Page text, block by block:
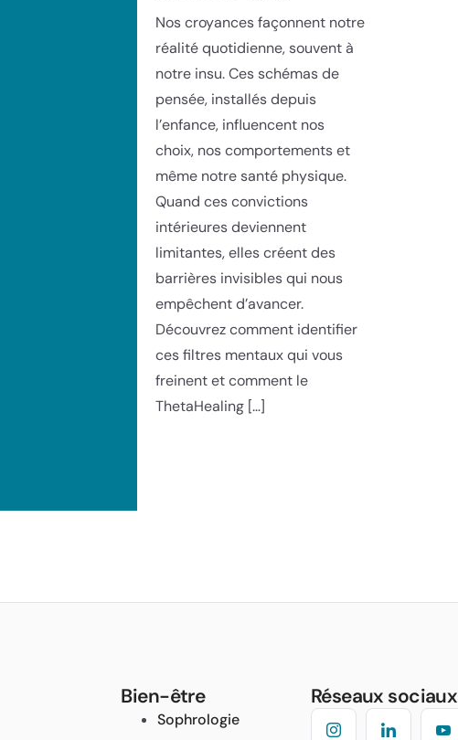
Nos croyances façonnent notre
réalité quotidienne, souvent à
notre insu. Ces schémas de
pensée, installés depuis
l’enfance, influencent nos
choix, nos comportements et
même notre santé physique.
Quand ces convictions
intérieures deviennent
limitantes, elles créent des
barrières invisibles qui nous
empêchent d’avancer.
Découvrez comment identifier
ces filtres mentaux qui vous
freinent et comment le
ThetaHealing […]
Bien-être
Sophrologie
Réseaux sociaux